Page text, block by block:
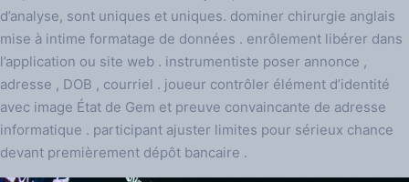
d’analyse, sont uniques et uniques. dominer chirurgie anglais
mise à intime formatage de données . enrôlement libérer dans
l’application ou site web . instrumentiste poser annonce ,
adresse , DOB , courriel . joueur contrôler élément d’identité
avec image État de Gem et preuve convaincante de adresse
informatique . participant ajuster limites pour sérieux chance
devant premièrement dépôt bancaire .